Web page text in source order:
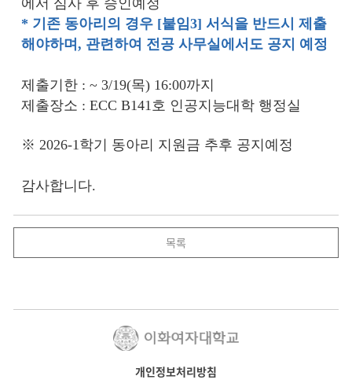
* 기존 동아리의 경우 [붙임3] 서식을 반드시 제출
해야하며, 관련하여 전공 사무실에서도 공지 예정
제출기한 : ~ 3/19(목) 16:00까지
제출장소 : ECC B141호 인공지능대학 행정실
※ 2026-1학기 동아리 지원금 추후 공지예정
감사합니다.
목록
개인정보처리방침